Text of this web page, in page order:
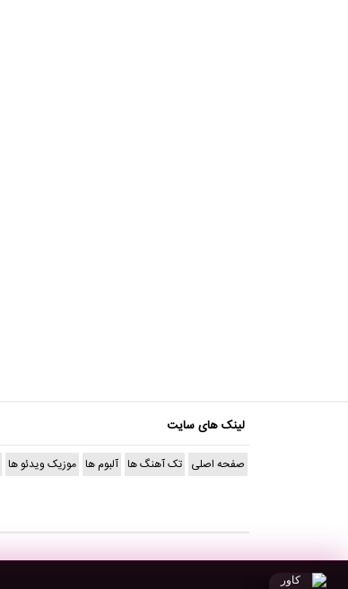
لینک های سایت
صفحه اصلی تک آهنگ ها آلبوم ها موزیک ویدئو ها